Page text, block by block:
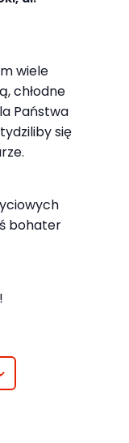
wiele
chłodne
Państwa
się
bohater